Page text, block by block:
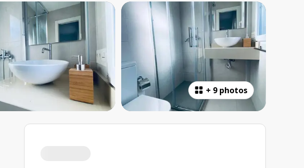
+ 9 photos